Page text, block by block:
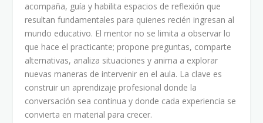
acompaña, guía y habilita espacios de reflexión que
resultan fundamentales para quienes recién ingresan al
mundo educativo. El mentor no se limita a observar lo
que hace el practicante; propone preguntas, comparte
alternativas, analiza situaciones y anima a explorar
nuevas maneras de intervenir en el aula. La clave es
construir un aprendizaje profesional donde la
conversación sea continua y donde cada experiencia se
convierta en material para crecer.